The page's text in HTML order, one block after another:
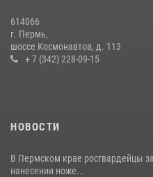
В Пермском крае росгвардейцы
вакансий
614066
г. Пермь,
шоссе Космонавтов, д. 113
+ 7 (342) 228-09-15
НОВОСТИ
В Пермском крае росгвардейцы
нанесении ноже...